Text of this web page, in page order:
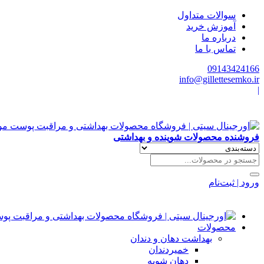
سوالات متداول
آموزش خرید
درباره ما
تماس با ما
09143424166
info@gillettesemko.ir
|
فروشنده محصولات شوینده و بهداشتی
ورود | ثبت‌نام
محصولات
بهداشت دهان و دندان
خمیردندان
دهان شویه